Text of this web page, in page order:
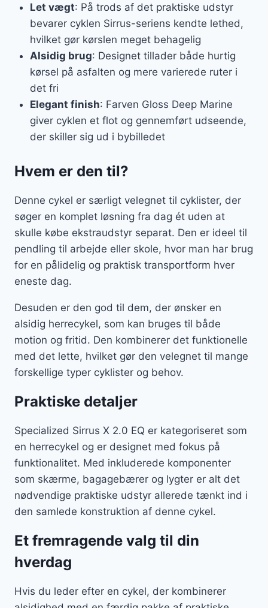
Let vægt: På trods af det praktiske udstyr
bevarer cyklen Sirrus-seriens kendte lethed,
hvilket gør kørslen meget behagelig
Alsidig brug: Designet tillader både hurtig
kørsel på asfalten og mere varierede ruter i
det fri
Elegant finish: Farven Gloss Deep Marine
giver cyklen et flot og gennemført udseende,
der skiller sig ud i bybilledet
Hvem er den til?
Denne cykel er særligt velegnet til cyklister, der
søger en komplet løsning fra dag ét uden at
skulle købe ekstraudstyr separat. Den er ideel til
pendling til arbejde eller skole, hvor man har brug
for en pålidelig og praktisk transportform hver
eneste dag.
Desuden er den god til dem, der ønsker en
alsidig herrecykel, som kan bruges til både
motion og fritid. Den kombinerer det funktionelle
med det lette, hvilket gør den velegnet til mange
forskellige typer cyklister og behov.
Praktiske detaljer
Specialized Sirrus X 2.0 EQ er kategoriseret som
en herrecykel og er designet med fokus på
funktionalitet. Med inkluderede komponenter
som skærme, bagagebærer og lygter er alt det
nødvendige praktiske udstyr allerede tænkt ind i
den samlede konstruktion af denne cykel.
Et fremragende valg til din
hverdag
Hvis du leder efter en cykel, der kombinerer